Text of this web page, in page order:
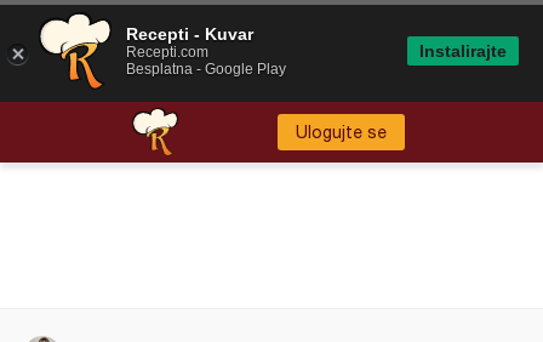
Ulogujte se
Recepti - Kuvar
Recepti.com
Besplatna - Google Play
Instalirajte